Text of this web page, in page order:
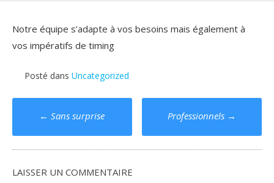
Notre équipe s’adapte à vos besoins mais également à
vos impératifs de timing
Posté dans Uncategorized
Poste
navigation
← Sans surprise Professionnels →
LAISSER UN COMMENTAIRE